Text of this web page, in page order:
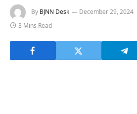
By BJNN Desk December 29, 2024
3 Mins Read